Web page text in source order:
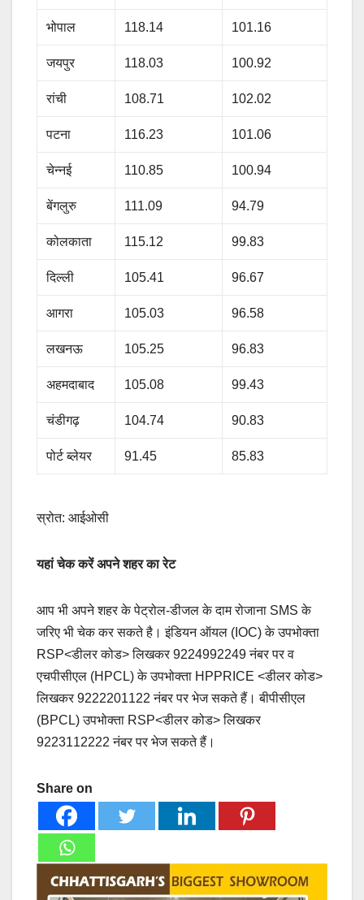
भोपाल 118.14 101.16
जयपुर 118.03 100.92
रांची 108.71 102.02
पटना 116.23 101.06
चेन्नई 110.85 100.94
बेंगलुरु 111.09 94.79
कोलकाता 115.12 99.83
दिल्ली 105.41 96.67
आगरा 105.03 96.58
लखनऊ 105.25 96.83
अहमदाबाद 105.08 99.43
चंडीगढ़ 104.74 90.83
पोर्ट ब्लेयर 91.45 85.83
स्रोत: आईओसी
यहां चेक करें अपने शहर का रेट
आप भी अपने शहर के पेट्रोल-डीजल के दाम रोजाना SMS के
जरिए भी चेक कर सकते है। इंडियन ऑयल (IOC) के उपभोक्ता
RSP<डीलर कोड> लिखकर 9224992249 नंबर पर व
एचपीसीएल (HPCL) के उपभोक्ता HPPRICE <डीलर कोड>
लिखकर 9222201122 नंबर पर भेज सकते हैं। बीपीसीएल
(BPCL) उपभोक्ता RSP<डीलर कोड> लिखकर
9223112222 नंबर पर भेज सकते हैं।
Share on